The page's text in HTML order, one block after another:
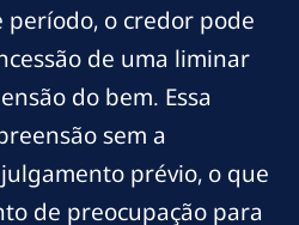
período, o credor pode
de uma liminar
do bem. Essa
sem a
prévio, o que
de preocupação para